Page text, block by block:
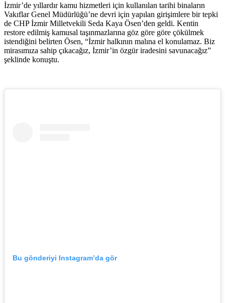
İzmir’de yıllardır kamu hizmetleri için kullanılan tarihi binaların
Vakıflar Genel Müdürlüğü’ne devri için yapılan girişimlere bir tepki
de CHP İzmir Milletvekili Seda Kaya Ösen’den geldi. Kentin
restore edilmiş kamusal taşınmazlarına göz göre göre çökülmek
istendiğini belirten Ösen, “İzmir halkının malına el konulamaz. Biz
mirasımıza sahip çıkacağız, İzmir’in özgür iradesini savunacağız”
şeklinde konuştu.
Bu gönderiyi Instagram’da gör